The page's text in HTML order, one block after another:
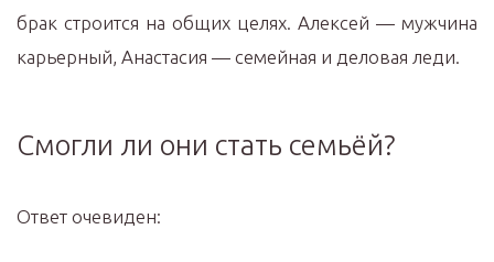
брак строится на общих целях. Алексей — мужчина
карьерный, Анастасия — семейная и деловая леди.
Смогли ли они стать семьёй?
Ответ очевиден: